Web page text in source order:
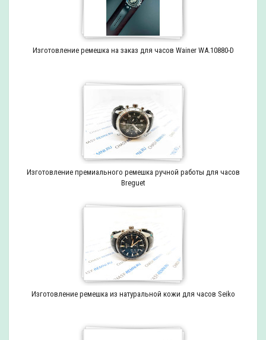
Изготовление ремешка на заказ для часов Wainer WA.10880-D
Изготовление премиального ремешка ручной работы для часов
Breguet
Изготовление ремешка из натуральной кожи для часов Seiko